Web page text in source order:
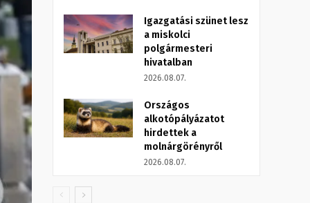
Igazgatási szünet lesz
a miskolci
polgármesteri
hivatalban
2026.08.07.
Országos
alkotópályázatot
hirdettek a
molnárgörényről
2026.08.07.